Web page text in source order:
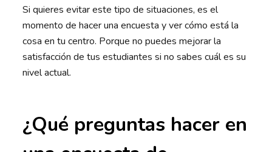
Si quieres evitar este tipo de situaciones, es el
momento de hacer una encuesta y ver cómo está la
cosa en tu centro. Porque no puedes mejorar la
satisfacción de tus estudiantes si no sabes cuál es su
nivel actual.
¿Qué preguntas hacer en